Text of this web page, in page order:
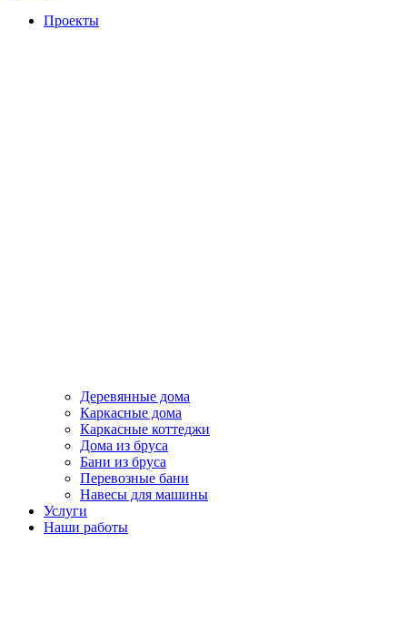
Проекты
Деревянные дома
Каркасные дома
Каркасные коттеджи
Дома из бруса
Бани из бруса
Перевозные бани
Навесы для машины
Услуги
Наши работы